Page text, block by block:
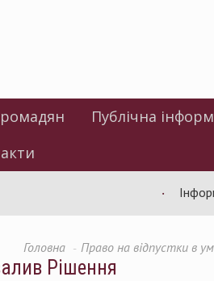
Публічна
Головна Право на відпустки в
Рішення